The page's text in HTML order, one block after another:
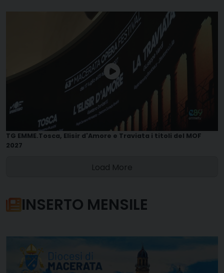
TG EMME.Tosca, Elisir d'Amore e Traviata i titoli del MOF
2027
Load More
INSERTO MENSILE